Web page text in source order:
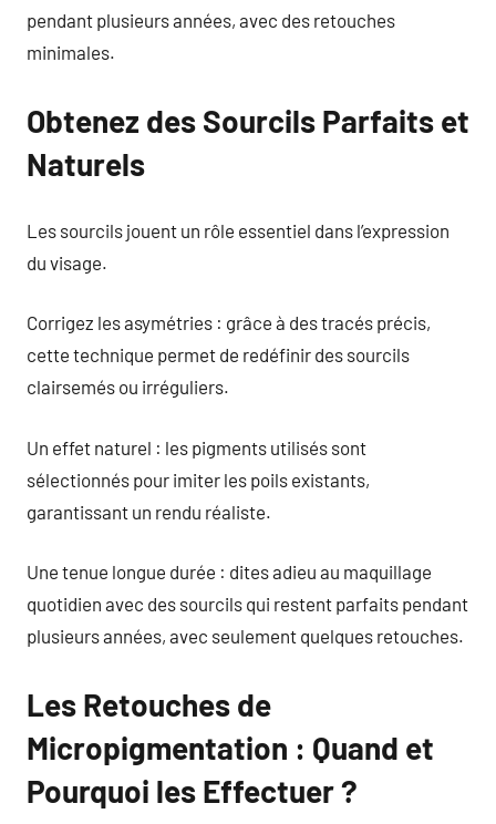
pendant plusieurs années, avec des retouches
minimales.
Obtenez des Sourcils Parfaits et
Naturels
Les sourcils jouent un rôle essentiel dans l’expression
du visage.
Corrigez les asymétries : grâce à des tracés précis,
cette technique permet de redéfinir des sourcils
clairsemés ou irréguliers.
Un effet naturel : les pigments utilisés sont
sélectionnés pour imiter les poils existants,
garantissant un rendu réaliste.
Une tenue longue durée : dites adieu au maquillage
quotidien avec des sourcils qui restent parfaits pendant
plusieurs années, avec seulement quelques retouches.
Les Retouches de
Micropigmentation : Quand et
Pourquoi les Effectuer ?